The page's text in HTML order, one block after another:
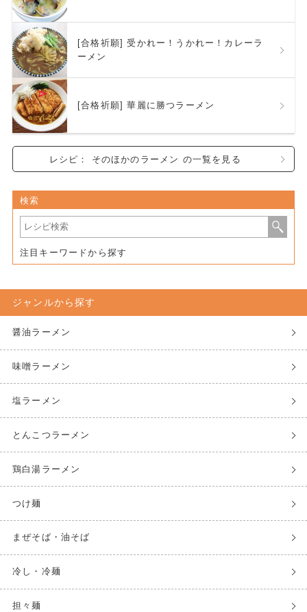
[合格祈願] 受かれー！うかれー！カレーラ
ーメン
[合格祈願] 華麗に勝つラーメン
レシピ： そのほかのラーメン の一覧を見る
検索
注目キーワードから探す
ジャンルから探す
醤油ラーメン
味噌ラーメン
塩ラーメン
とんこつラーメン
鶏白湯ラーメン
つけ麺
まぜそば・油そば
冷し・冷麺
担々麺